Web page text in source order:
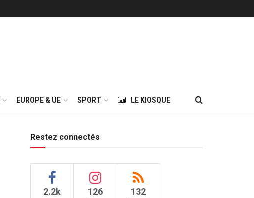
EUROPE & UE SPORT LE KIOSQUE
Restez connectés
2.2k 126 132